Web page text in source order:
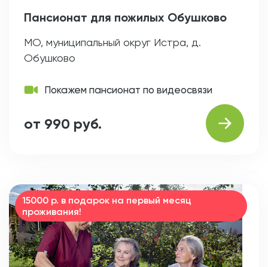
Пансионат для пожилых Обушково
МО, муниципальный округ Истра, д.
Обушково
Покажем пансионат по видеосвязи
от 990 руб.
15000 р. в подарок на первый месяц
проживания!